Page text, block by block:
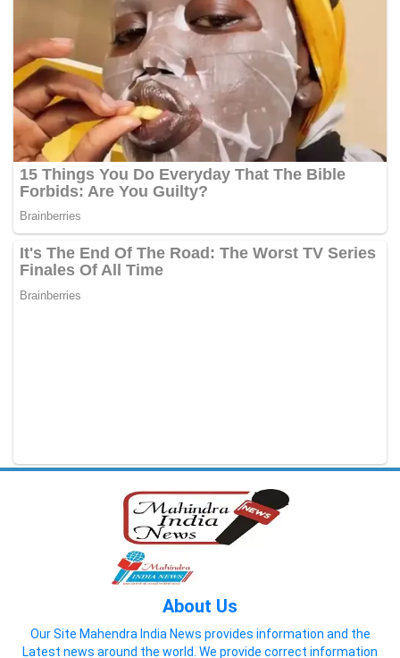
About Us
Our Site Mahendra India News provides information and the
Latest news around the world. We provide correct information